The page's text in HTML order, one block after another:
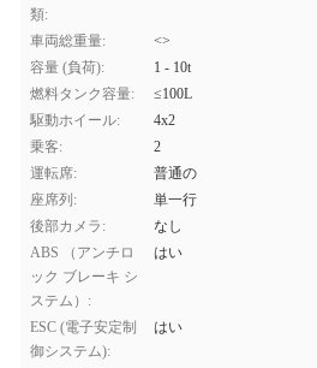
類:
車両総重量:
<>
容量 (負荷):
1 - 10t
燃料タンク容量:
≤100L
駆動ホイール:
4x2
乗客:
2
運転席:
普通の
座席列:
単一行
後部カメラ:
なし
ABS （アンチロ
ック ブレーキ シ
ステム）:
はい
ESC (電子安定制
御システム):
はい